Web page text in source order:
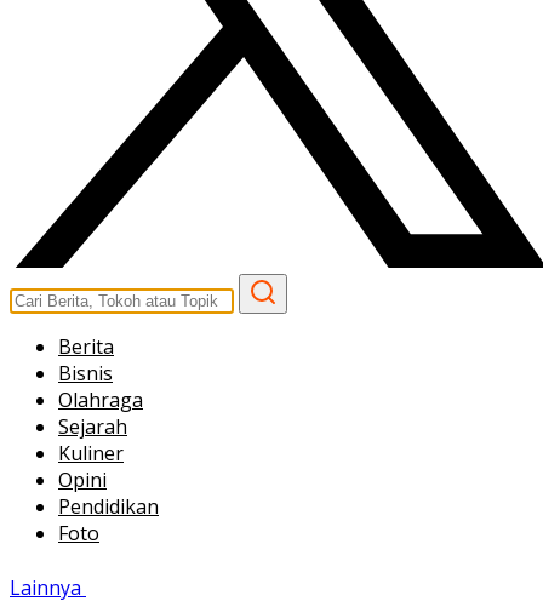
Berita
Bisnis
Olahraga
Sejarah
Kuliner
Opini
Pendidikan
Foto
Lainnya